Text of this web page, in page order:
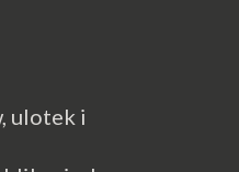
ulotek i